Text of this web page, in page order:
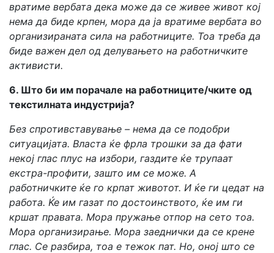
вратиме вербата дека може да се живее живот кој
нема да биде крпен, мора да ја вратиме вербата во
организираната сила на работниците. Тоа треба да
биде важен дел од делувањето на работничките
активисти.
6. Што би им порачале на работниците/чките од
текстилната индустрија?
Без спротивставување – нема да се подобри
ситуацијата. Власта ќе фрла трошки за да фати
некој глас плус на избори, газдите ќе трупаат
екстра-профити, зашто им се може. А
работничките ќе го крпат животот. И ќе ги цедат на
работа. Ќе им газат по достоинството, ќе им ги
кршат правата. Мора пружање отпор на сето тоа.
Мора организирање. Мора заеднички да се крене
глас. Се разбира, тоа е тежок пат. Но, оној што се